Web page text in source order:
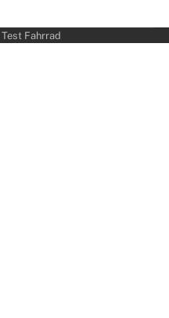
Test Fahrrad